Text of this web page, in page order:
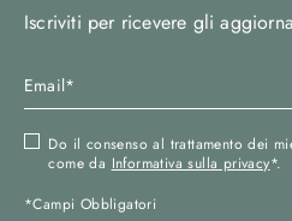
Iscriviti per ricevere gli
Do il consenso al trattamento dei
come da Informativa sulla privacy*.
*Campi Obbligatori